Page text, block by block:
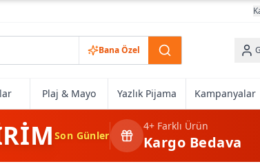
Bana Özel
Plaj & Mayo Yazlık Pijama Kampanyalar
Son Günler
4+Farklı Ürün
Kargo Bedava